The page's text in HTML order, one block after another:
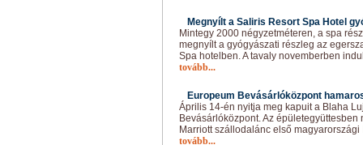
Megnyílt a Saliris Resort Spa Hotel
Mintegy 2000 négyzetméteren, a spa
megnyílt a gyógyászati részleg az
Spa hotelben. A tavaly novemberben
tovább...
Europeum Bevásárlóközpont
Április 14-én nyitja meg kapuit a Blaha
Bevásárlóközpont. Az épületegyüttesben
Marriott szállodalánc első
tovább...